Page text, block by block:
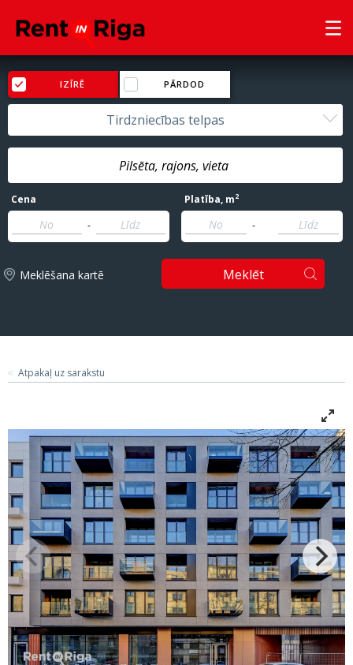
IZĪRĒ PĀRDOD
Tirdzniecības telpas
Cena
-
Platība, m2
-
Meklēšana kartē Meklēt
Atpakaļ uz sarakstu